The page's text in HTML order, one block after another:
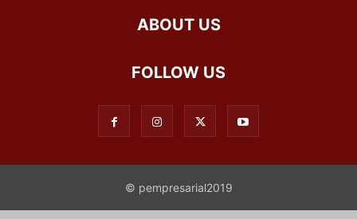
ABOUT US
FOLLOW US
© pempresarial2019